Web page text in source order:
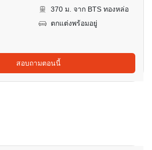
370 ม. จาก BTS ทองหล่อ
ตกแต่งพร้อมอยู่
สอบถามตอนนี้